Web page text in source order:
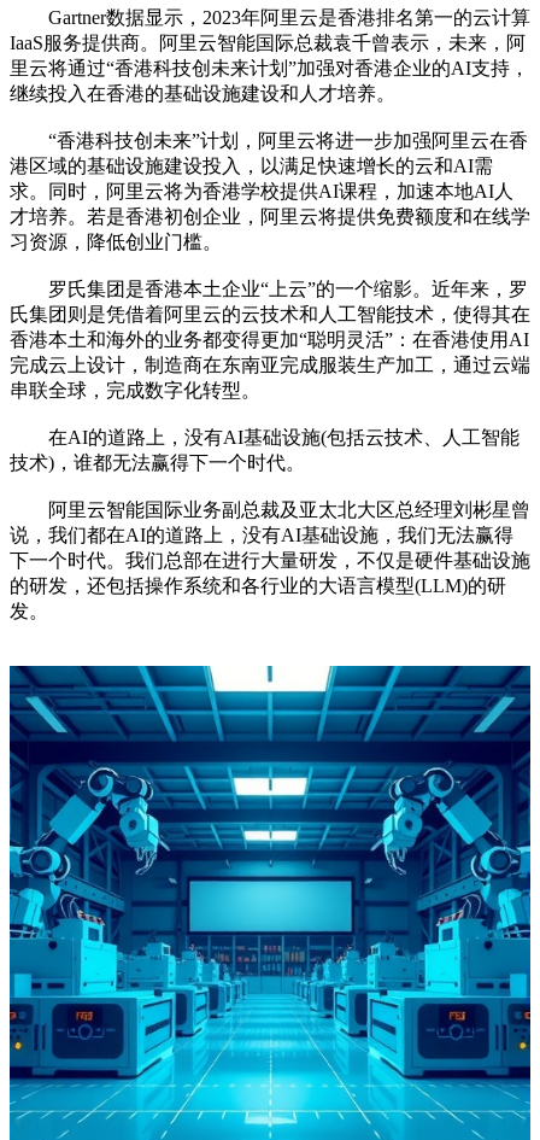
Gartner数据显示，2023年阿里云是香港排名第一的云计算
IaaS服务提供商。阿里云智能国际总裁袁千曾表示，未来，阿
里云将通过“香港科技创未来计划”加强对香港企业的AI支持，
继续投入在香港的基础设施建设和人才培养。
“香港科技创未来”计划，阿里云将进一步加强阿里云在香
港区域的基础设施建设投入，以满足快速增长的云和AI需
求。同时，阿里云将为香港学校提供AI课程，加速本地AI人
才培养。若是香港初创企业，阿里云将提供免费额度和在线学
习资源，降低创业门槛。
罗氏集团是香港本土企业“上云”的一个缩影。近年来，罗
氏集团则是凭借着阿里云的云技术和人工智能技术，使得其在
香港本土和海外的业务都变得更加“聪明灵活”：在香港使用AI
完成云上设计，制造商在东南亚完成服装生产加工，通过云端
串联全球，完成数字化转型。
在AI的道路上，没有AI基础设施(包括云技术、人工智能
技术)，谁都无法赢得下一个时代。
阿里云智能国际业务副总裁及亚太北大区总经理刘彬星曾
说，我们都在AI的道路上，没有AI基础设施，我们无法赢得
下一个时代。我们总部在进行大量研发，不仅是硬件基础设施
的研发，还包括操作系统和各行业的大语言模型(LLM)的研
发。